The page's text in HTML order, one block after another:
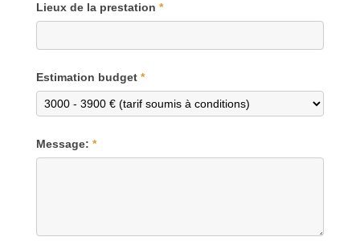
Lieux de la prestation *
Estimation budget *
Message: *